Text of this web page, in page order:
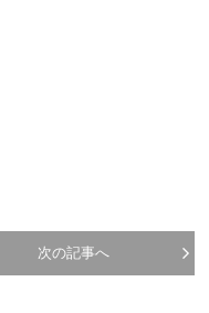
次の記事へ